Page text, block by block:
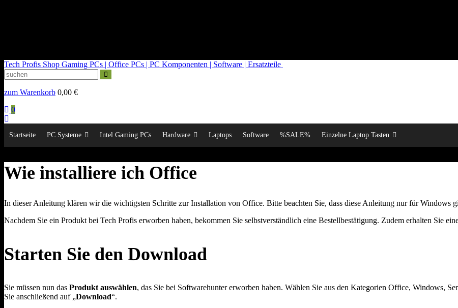
Tech Profis Shop Gaming PCs | Office PCs | PC Komponenten | Software | Ersatzteile
zum Warenkorb 0,00 €
0
Startseite PC Systeme Intel Gaming PCs Hardware Laptops Software %SALE% Einzelne Laptop Tasten
Wie installiere ich Office
In dieser Anleitung klären wir die wichtigsten Schritte zur Installation von Office. Bitte beachten Sie, dass diese Anleitung nur für Windows
Nachdem Sie ein Produkt bei Tech Profis erworben haben, bekommen Sie selbstverständlich eine Bestellbestätigung. Zudem erhalten Sie
Starten Sie den Download
Sie müssen nun das Produkt auswählen, das Sie bei Softwarehunter erworben haben. Wählen Sie aus den Kategorien Office, Windows,
Sie anschließend auf „Download“.